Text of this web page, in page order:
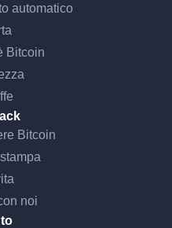
automatico
Bitcoin
Bitcoin
noi